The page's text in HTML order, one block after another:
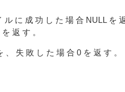
ル に 成 功 し た 場 合 NULL を
返 す 。
、 失 敗 し た 場 合 0 を 返 す 。